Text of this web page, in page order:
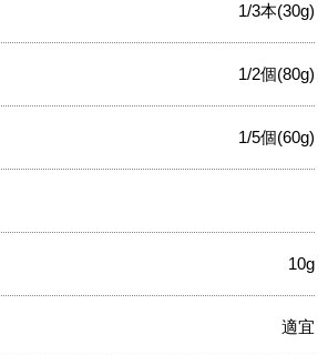
1/3本(30g)
1/2個(80g)
1/5個(60g)
10g
適宜